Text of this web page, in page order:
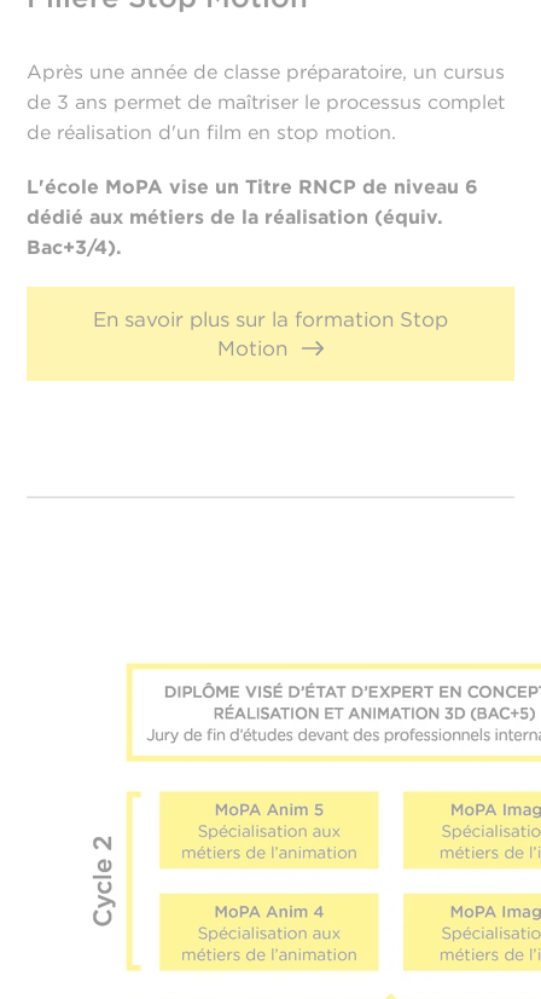
Après une année de classe préparatoire, un cursus
de 3 ans permet de maîtriser le processus complet
de réalisation d'un film en stop motion.
L'école MoPA vise un Titre RNCP de niveau 6
dédié aux métiers de la réalisation (équiv.
Bac+3/4).
En savoir plus sur la formation Stop
Motion